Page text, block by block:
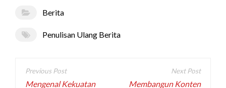
Berita
Penulisan Ulang Berita
Navigasi
Mengenal Kekuatan
Membangun Konten